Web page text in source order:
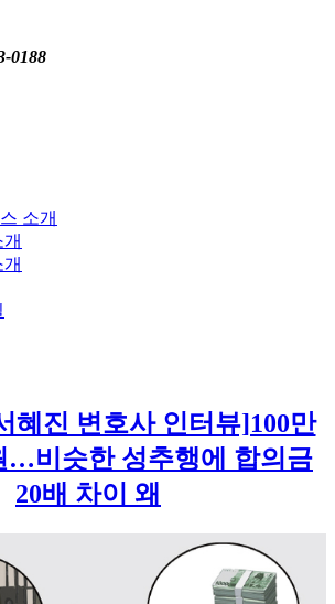
0188
소개
혜진 변호사 인터뷰]100만
…비슷한 성추행에 합의금
20배 차이 왜